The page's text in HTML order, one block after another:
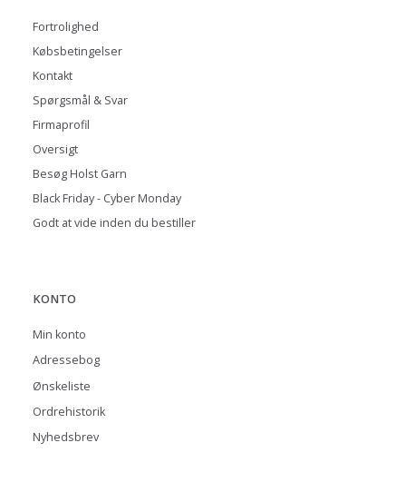
Fortrolighed
Købsbetingelser
Kontakt
Spørgsmål & Svar
Firmaprofil
Oversigt
Besøg Holst Garn
Black Friday - Cyber Monday
Godt at vide inden du bestiller
KONTO
Min konto
Adressebog
Ønskeliste
Ordrehistorik
Nyhedsbrev